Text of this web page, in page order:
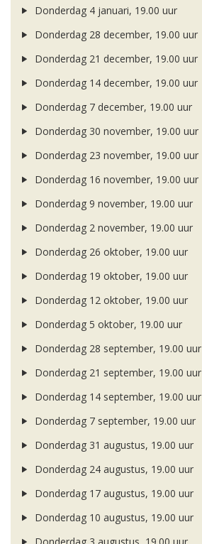
Donderdag 4 januari, 19.00 uur
Donderdag 28 december, 19.00 uur
Donderdag 21 december, 19.00 uur
Donderdag 14 december, 19.00 uur
Donderdag 7 december, 19.00 uur
Donderdag 30 november, 19.00 uur
Donderdag 23 november, 19.00 uur
Donderdag 16 november, 19.00 uur
Donderdag 9 november, 19.00 uur
Donderdag 2 november, 19.00 uur
Donderdag 26 oktober, 19.00 uur
Donderdag 19 oktober, 19.00 uur
Donderdag 12 oktober, 19.00 uur
Donderdag 5 oktober, 19.00 uur
Donderdag 28 september, 19.00 uur
Donderdag 21 september, 19.00 uur
Donderdag 14 september, 19.00 uur
Donderdag 7 september, 19.00 uur
Donderdag 31 augustus, 19.00 uur
Donderdag 24 augustus, 19.00 uur
Donderdag 17 augustus, 19.00 uur
Donderdag 10 augustus, 19.00 uur